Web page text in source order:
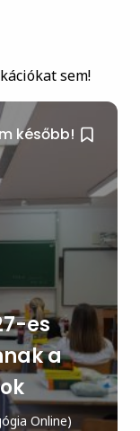
sem!
később!
es
a
Online)